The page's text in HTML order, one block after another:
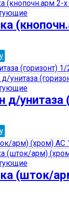
д/унитаза
(шток/